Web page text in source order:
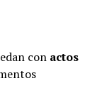
con actos